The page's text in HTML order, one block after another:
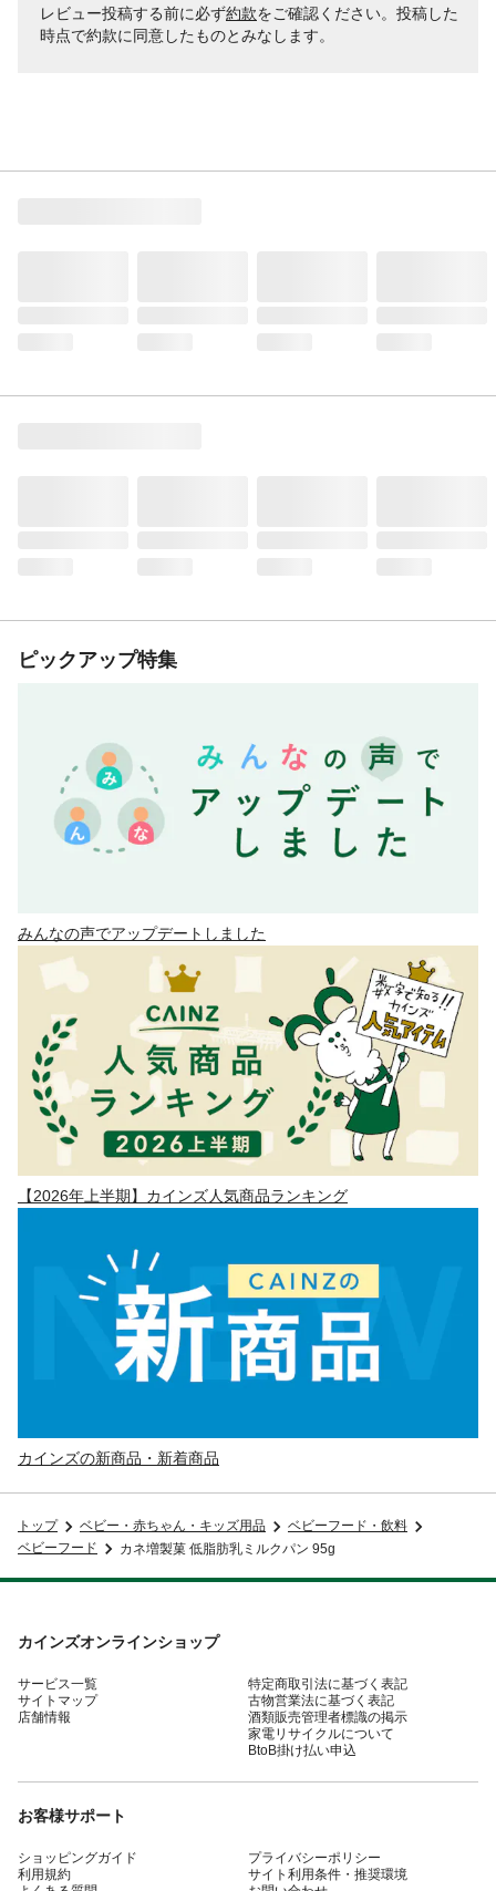
さい。
レビュー投稿する前に必ず約款をご確認ください。投稿した
時点で約款に同意したものとみなします。
ピックアップ特集
みんなの声でアップデートしました
【2026年上半期】カインズ人気商品ランキング
カインズの新商品・新着商品
トップ ベビー・赤ちゃん・キッズ用品
ベビーフード・飲料
ベビーフード
カネ増製菓 低脂肪乳ミルクパン 95g
カインズオンラインショップ
サービス一覧
サイトマップ
店舗情報
特定商取引法に基づく表記
古物営業法に基づく表記
酒類販売管理者標識の掲示
家電リサイクルについて
BtoB掛け払い申込
お客様サポート
ショッピングガイド
利用規約
プライバシーポリシー
サイト利用条件・推奨環境